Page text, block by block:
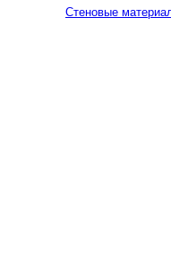
Стеновые